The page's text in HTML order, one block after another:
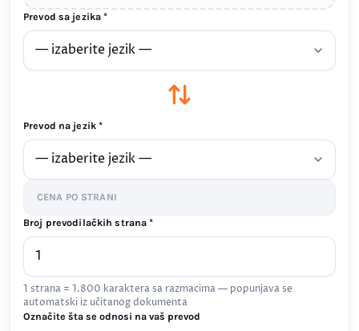
Prevod sa jezika *
Prevod na jezik *
CENA PO STRANI
Broj prevodilačkih strana *
1 strana = 1.800 karaktera sa razmacima — popunjava se
automatski iz učitanog dokumenta
Označite šta se odnosi na vaš prevod